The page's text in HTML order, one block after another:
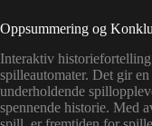
Oppsummering og
Interaktiv
spilleautomater. Det gir
underholdende
spennende historie. Med